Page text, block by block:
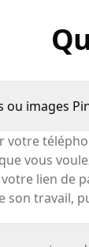
images
votre
vous
lien de
son travail,